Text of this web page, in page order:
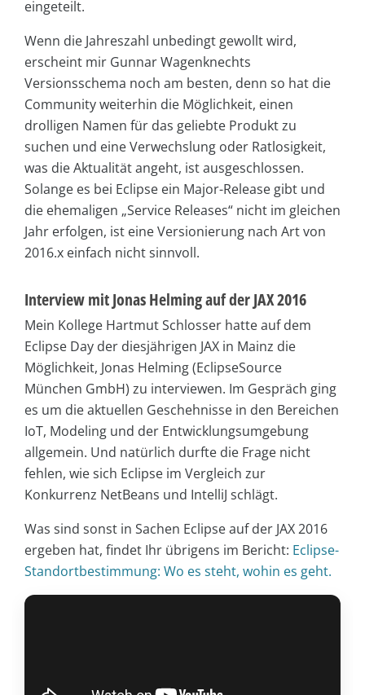
eingeteilt.
Wenn die Jahreszahl unbedingt gewollt wird,
erscheint mir Gunnar Wagenknechts
Versionsschema noch am besten, denn so hat die
Community weiterhin die Möglichkeit, einen
drolligen Namen für das geliebte Produkt zu
suchen und eine Verwechslung oder Ratlosigkeit,
was die Aktualität angeht, ist ausgeschlossen.
Solange es bei Eclipse ein Major-Release gibt und
die ehemaligen „Service Releases“ nicht im gleichen
Jahr erfolgen, ist eine Versionierung nach Art von
2016.x einfach nicht sinnvoll.
Interview mit Jonas Helming auf der JAX 2016
Mein Kollege Hartmut Schlosser hatte auf dem
Eclipse Day der diesjährigen JAX in Mainz die
Möglichkeit, Jonas Helming (EclipseSource
München GmbH) zu interviewen. Im Gespräch ging
es um die aktuellen Geschehnisse in den Bereichen
IoT, Modeling und der Entwicklungsumgebung
allgemein. Und natürlich durfte die Frage nicht
fehlen, wie sich Eclipse im Vergleich zur
Konkurrenz NetBeans und IntelliJ schlägt.
Was sind sonst in Sachen Eclipse auf der JAX 2016
ergeben hat, findet Ihr übrigens im Bericht: Eclipse-
Standortbestimmung: Wo es steht, wohin es geht.